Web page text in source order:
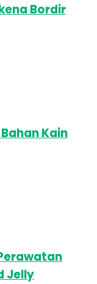
Bordir
Kain
Jelly